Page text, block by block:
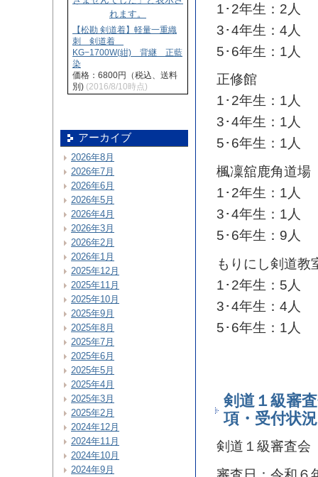
1･2年生：2人
3･4年生：4人
5･6年生：1人
正修館
1･2年生：1人
3･4年生：1人
5･6年生：1人
楓凜舘鹿角道場
1･2年生：1人
3･4年生：1人
5･6年生：9人
もりにし剣道教
1･2年生：5人
3･4年生：4人
5･6年生：1人
剣道１級審
項・受付状況
剣道１級審査会
【松勘 剣道着】軽量一重織
刺 剣道着
KG−1700W(紺) 背継 正藍
染
価格：6800円（税込、送料
別) (2016/8/10時点)
アーカイブ
2026年8月
2026年7月
2026年6月
2026年5月
2026年4月
2026年3月
2026年2月
2026年1月
2025年12月
2025年11月
2025年10月
2025年9月
2025年8月
2025年7月
2025年6月
2025年5月
2025年4月
2025年3月
2025年2月
2024年12月
2024年11月
2024年10月
2024年9月